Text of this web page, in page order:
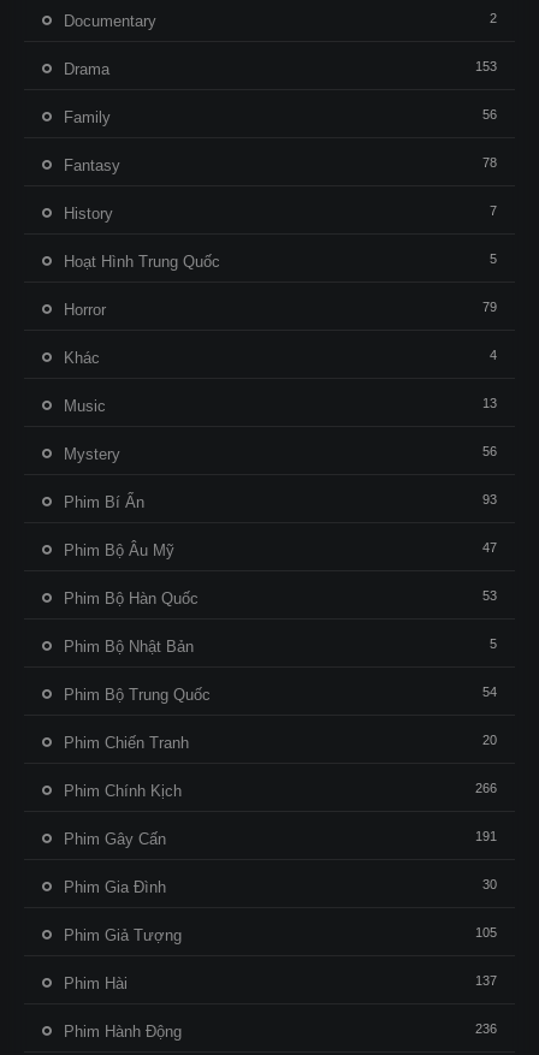
Documentary 2
Drama 153
Family 56
Fantasy 78
History 7
Hoạt Hình Trung Quốc 5
Horror 79
Khác 4
Music 13
Mystery 56
Phim Bí Ẩn 93
Phim Bộ Âu Mỹ 47
Phim Bộ Hàn Quốc 53
Phim Bộ Nhật Bản 5
Phim Bộ Trung Quốc 54
Phim Chiến Tranh 20
Phim Chính Kịch 266
Phim Gây Cấn 191
Phim Gia Đình 30
Phim Giả Tượng 105
Phim Hài 137
Phim Hành Động 236